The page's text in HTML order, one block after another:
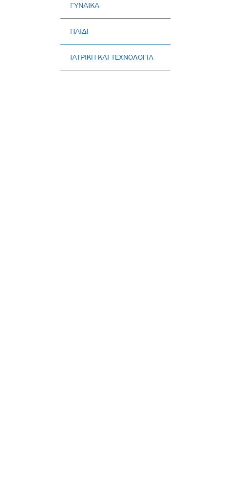
Πολιτική Προσλήψεων
Πολιτικές Ασφάλειας
Πολιτική Ανθρώπινων
Επιτροπή Αποδοχών και
Κανονισμός Επιτροπής
Κανονισμός Λειτουργίας
Διεύθυνση Εσωτερικού
Έκθεσης Βιώσιμης
Έκθεση Βιώσιμης
Πολιτική Δέουσας
Πολιτική Αναγνώρισης
ΓΥΝΑΙΚΑ
ΠΑΙΔΙ
ΙΑΤΡΙΚΗ ΚΑΙ ΤΕΧΝΟΛΟΓΙΑ